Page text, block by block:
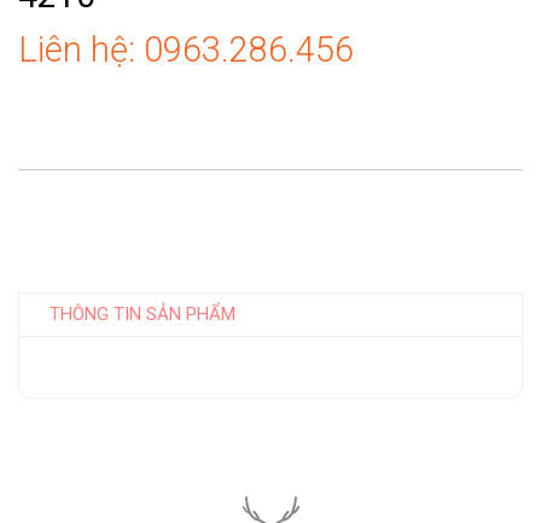
Liên hệ: 0963.286.456
THÔNG TIN SẢN PHẨM